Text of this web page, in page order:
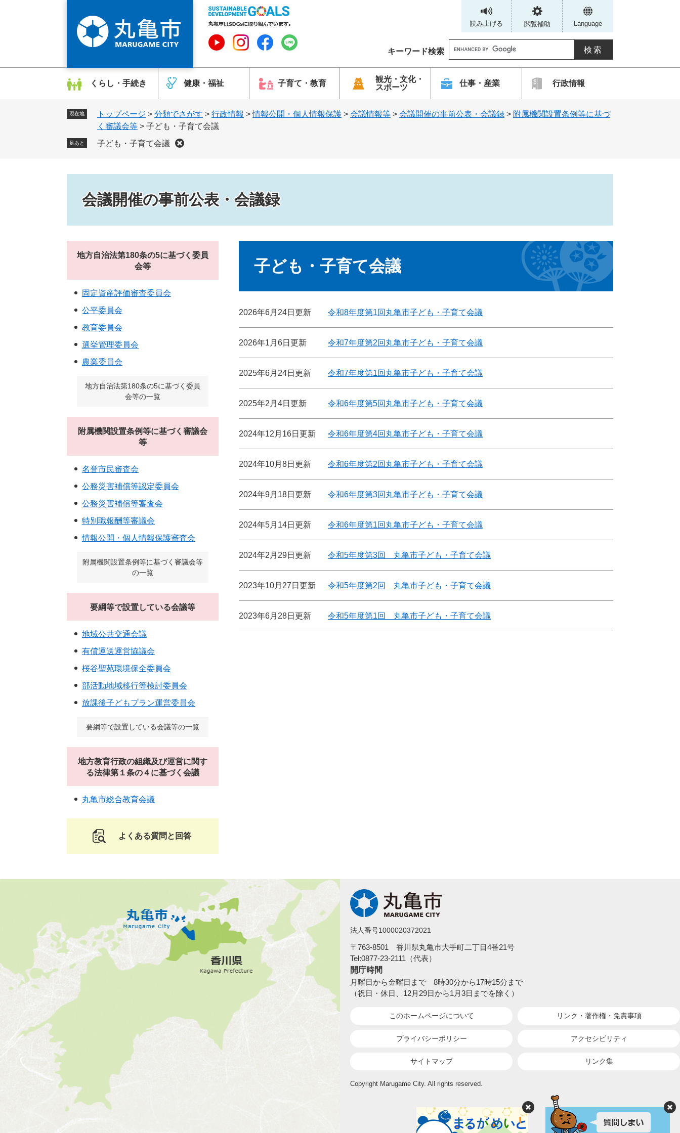
頭
飛
読み上げる 閲覧補助 Language
キーワード検索
G
o
g
l
カ
くらし・手続き 健康・福祉 子育て・教育
観光・文化・
スポーツ
仕事・産業 行政情報
現在地 トップページ > 分類でさがす > 行政情報 >情報公開・個人情報保護 > 会議情報等 > 会議開催の事前公表・会議録 > 附属機関設置条例等に基づ
く審議会等 > 子ども・子育て会議
足あと 子ども・子育て会議
会議開催の事前公表・会議録
子ども・子育て会議
2026年6月24日更新 令和8年度第1回丸亀市子ども・子育て会議
2026年1月6日更新 令和7年度第2回丸亀市子ども・子育て会議
2025年6月24日更新 令和7年度第1回丸亀市子ども・子育て会議
2025年2月4日更新 令和6年度第5回丸亀市子ども・子育て会議
2024年12月16日更新 令和6年度第4回丸亀市子ども・子育て会議
2024年10月8日更新 令和6年度第2回丸亀市子ども・子育て会議
2024年9月18日更新 令和6年度第3回丸亀市子ども・子育て会議
2024年5月14日更新 令和6年度第1回丸亀市子ども・子育て会議
2024年2月29日更新 令和5年度第3回 丸亀市子ども・子育て会議
2023年10月27日更新 令和5年度第2回 丸亀市子ども・子育て会議
2023年6月28日更新 令和5年度第1回 丸亀市子ども・子育て会議
地方自治法第180条の5に基づく委員
会等
固定資産評価審査委員会
公平委員会
教育委員会
選挙管理委員会
農業委員会
地方自治法第180条の5に基づく委員
会等の一覧
附属機関設置条例等に基づく審議会
等
名誉市民審査会
公務災害補償等認定委員会
公務災害補償等審査会
特別職報酬等審議会
情報公開・個人情報保護審査会
附属機関設置条例等に基づく審議会等
の一覧
要綱等で設置している会議等
地域公共交通会議
有償運送運営協議会
桜谷聖苑環境保全委員会
部活動地域移行等検討委員会
放課後子どもプラン運営委員会
要綱等で設置している会議等の一覧
地方教育行政の組織及び運営に関す
る法律第１条の４に基づく会議
丸亀市総合教育会議
よくある質問と回答
法人番号1000020372021
〒763-8501 香川県丸亀市大手町二丁目4番21号
Tel:0877-23-2111（代表）
開庁時間
月曜日から金曜日まで 8時30分から17時15分まで
（祝日・休日、12月29日から1月3日までを除く）
このホームページについて リンク・著作権・ 免責事項
プライバシーポリシー アクセシビリティ
サイトマップ リンク集
Copyright Marugame City. All rights reserved.